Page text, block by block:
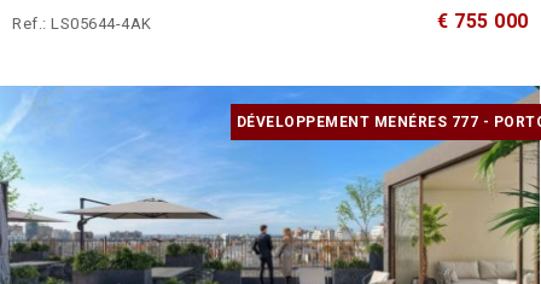
Ref.: LS05644-4AK € 755 000
DÉVELOPPEMENT MENÉRES 777 -